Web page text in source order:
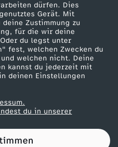
dürfen. Dies
Gerät. Mit
Zustimmung zu
für die wir deine
du legst unter
fest, welchen Zwecken du
welchen nicht. Deine
kannst du jederzeit mit
deinen Einstellungen
du in unserer